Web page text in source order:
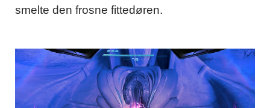
smelte den frosne fittedøren.